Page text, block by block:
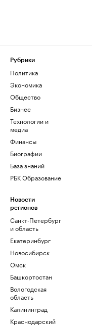
Рубрики
Политика
Экономика
Общество
Бизнес
Технологии и
медиа
Финансы
Биографии
База знаний
РБК Образование
Новости
регионов
Санкт-Петербург
и область
Екатеринбург
Новосибирск
Омск
Башкортостан
Вологодская
область
Калининград
Краснодарский